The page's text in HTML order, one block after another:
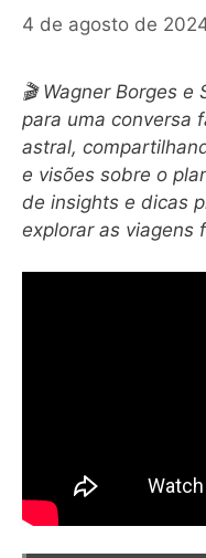
4 de agosto de
🎬 Wagner Borges
para uma conversa
astral,
e visões sobre o
de insights e dicas
explorar as viagens